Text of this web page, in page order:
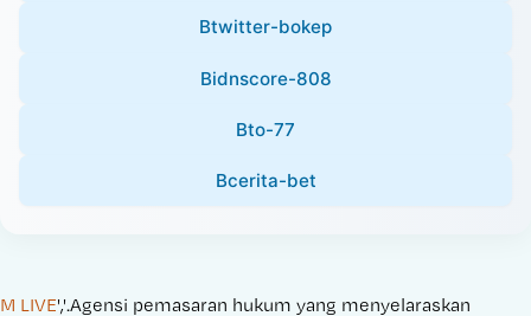
Btwitter-bokep
Bidnscore-808
Bto-77
Bcerita-bet
M LIVE','.Agensi pemasaran hukum yang menyelaraskan